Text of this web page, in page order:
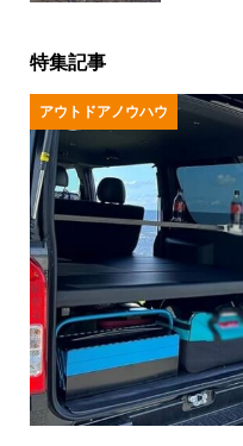
特集記事
アウトドアノウハウ